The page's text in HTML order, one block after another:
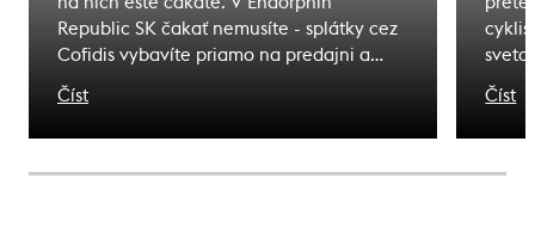
Republic SK čakať nemusíte - splátky cez
Cofidis vybavíte priamo na predajni a
odídete s tým, čo ste si vybrali. Zážitky, na
ktoré čakáte sú bližšie, ako si myslíte.
Číst
meno
Číst